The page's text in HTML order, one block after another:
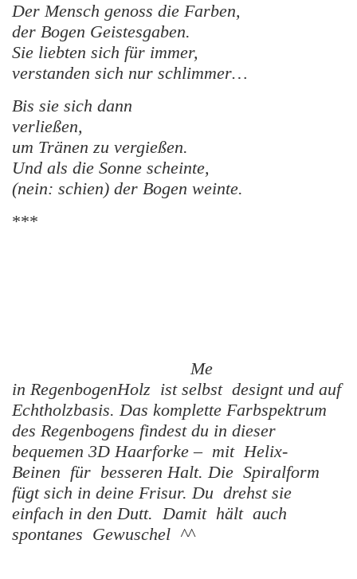
Der Mensch genoss die Farben,
der Bogen Geistesgaben.
Sie liebten sich für immer,
verstanden sich nur schlimmer…
Bis sie sich dann
verließen,
um Tränen zu vergießen.
Und als die Sonne scheinte,
(nein: schien) der Bogen weinte.
***
Me
in RegenbogenHolz ist selbst designt und auf
Echtholzbasis. Das komplette Farbspektrum
des Regenbogens findest du in dieser
bequemen 3D Haarforke – mit Helix-
Beinen für besseren Halt.Die Spiralform
fügt sich in deine Frisur. Du drehst sie
einfach in den Dutt.Damit hält auch
spontanes Gewuschel ^^